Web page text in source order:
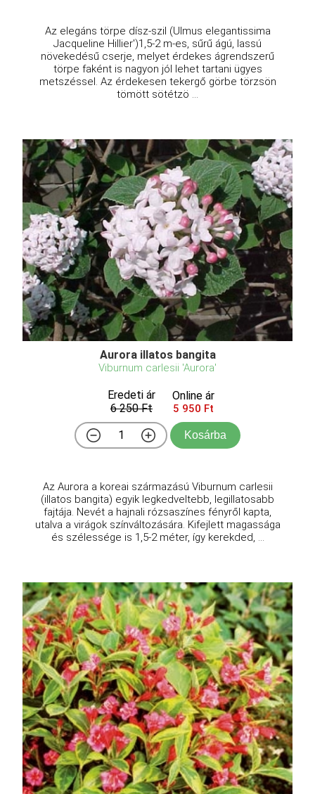
Az elegáns törpe dísz-szil (Ulmus elegantissima
Jacqueline Hillier')1,5-2 m-es, sűrű ágú, lassú
növekedésű cserje, melyet érdekes ágrendszerű
törpe faként is nagyon jól lehet tartani ügyes
metszéssel. Az érdekesen tekergő görbe törzsön
tömött sötétzö ...
Aurora illatos bangita
Viburnum carlesii 'Aurora'
Eredeti ár
6 250 Ft
Online ár
5 950 Ft
Kosárba
Az Aurora a koreai származású Viburnum carlesii
(illatos bangita) egyik legkedveltebb, legillatosabb
fajtája. Nevét a hajnali rózsaszínes fényről kapta,
utalva a virágok színváltozására. Kifejlett magassága
és szélessége is 1,5-2 méter, így kerekded, ...